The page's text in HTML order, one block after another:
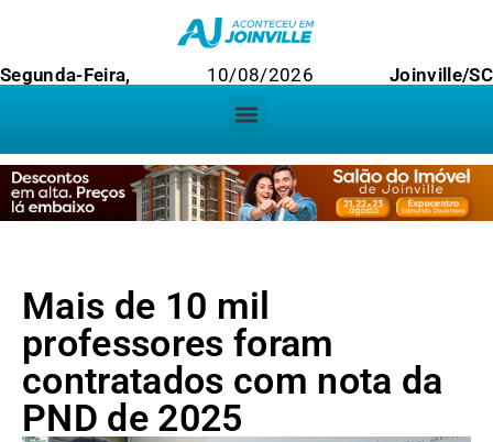
Segunda-Feira, 10/08/2026 Joinville/SC
Mais de 10 mil
professores foram
contratados com nota da
PND de 2025